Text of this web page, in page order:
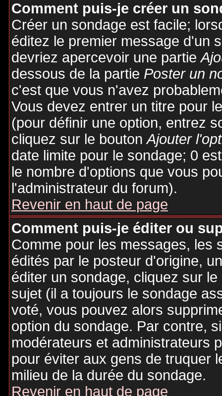
Comment puis-je créer un
Créer un sondage est facile;
éditez le premier message d'un
devriez apercevoir une partie
dessous de la partiePoster un
c'est que vous n'avez
Vous devez entrer un titre pour
(pour définir une option, entrez
cliquez sur le boutonAjouter
date limite pour le sondage; 0
le nombre d'options que vous
l'administrateur du forum).
Revenir en haut de page
Comment puis-je éditer ou
Comme pour les messages, les
édités par le posteur d'origine,
éditer un sondage, cliquez sur
sujet (il a toujours le sondage
voté, vous pouvez alors
option du sondage. Par contre,
modérateurs et administrateurs
pour éviter aux gens de truquer
milieu de la durée du sondage.
Revenir en haut de page